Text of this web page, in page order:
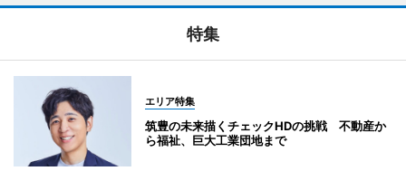
特集
エリア特集
筑豊の未来描くチェックHDの挑戦 不動産か
ら福祉、巨大工業団地まで